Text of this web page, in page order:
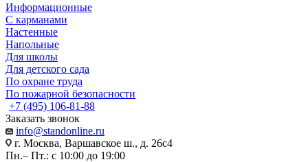
Информационные
С карманами
Настенные
Напольные
Для школы
Для детского сада
По охране труда
По пожарной безопасности
+7 (495) 106-81-88
Заказать звонок
info@standonline.ru
г. Москва, Варшавское ш., д. 26с4
Пн.– Пт.: с 10:00 до 19:00